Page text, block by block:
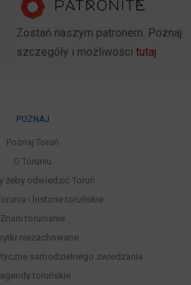
Zostań naszym patronem. Poznaj
szczegóły i możliwości tutaj
POZNAJ
Poznaj Toruń
O Toruniu
żeby odwiedzić Toruń
i historie toruńskie
Znani torunianie
niezachowane
samodzielnego zwiedzania
toruńskie